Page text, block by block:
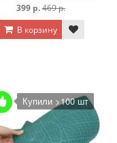
399 р.469 р.
В корзину
Купили >100 шт